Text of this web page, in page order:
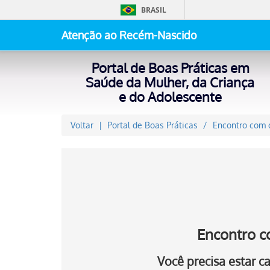
BRASIL
Atenção ao Recém-Nascido
Portal de Boas Práticas em
Saúde da Mulher, da Criança
e do Adolescente
Voltar Portal de Boas Práticas Encontro com
Encontro
Você precisa estar